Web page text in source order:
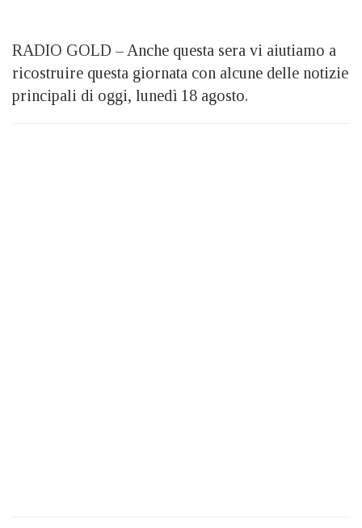
RADIO GOLD – Anche questa sera vi aiutiamo a
ricostruire questa giornata con alcune delle notizie
principali di oggi, lunedì 18 agosto.